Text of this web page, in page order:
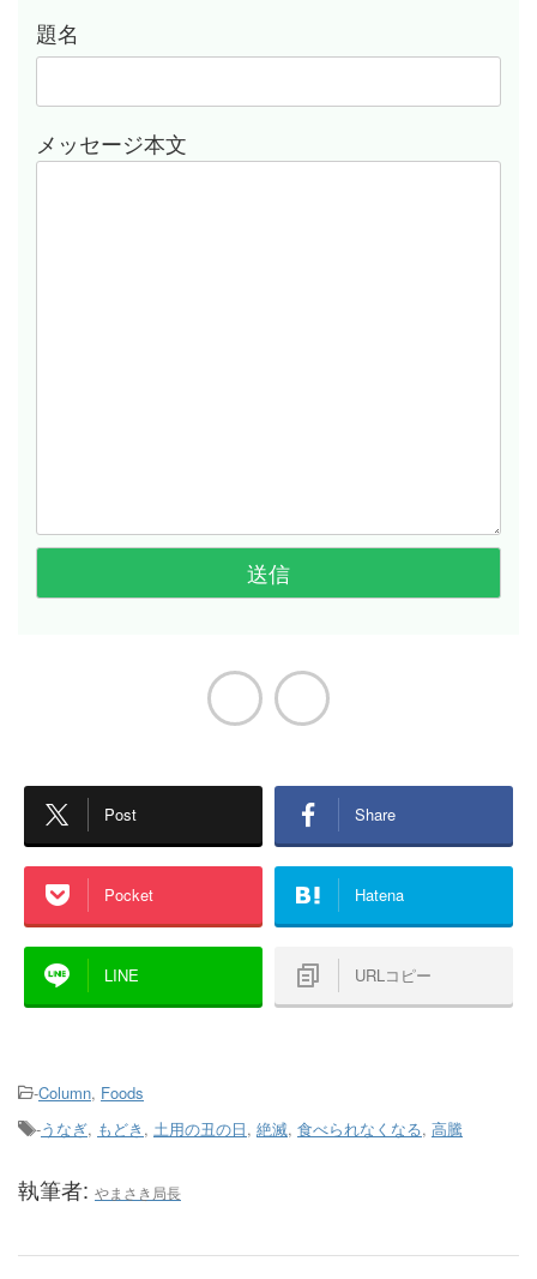
題名
メッセージ本文
Post Share
Pocket Hatena
LINE URLコピー
-Column, Foods
-うなぎ, もどき , 土用の丑の日, 絶滅, 食べられなくなる, 高騰
執筆者: やまさき局長